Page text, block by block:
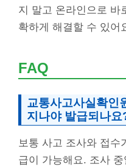
지 말고 온라인으로 바
확하게 해결할 수 있어
FAQ
교통사고사실확인
지나야 발급되나요
보통 사고 조사와 접수
급이 가능해요. 조사